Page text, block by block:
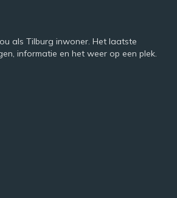
als Tilburg inwoner. Het laatste
informatie en het weer op een plek.